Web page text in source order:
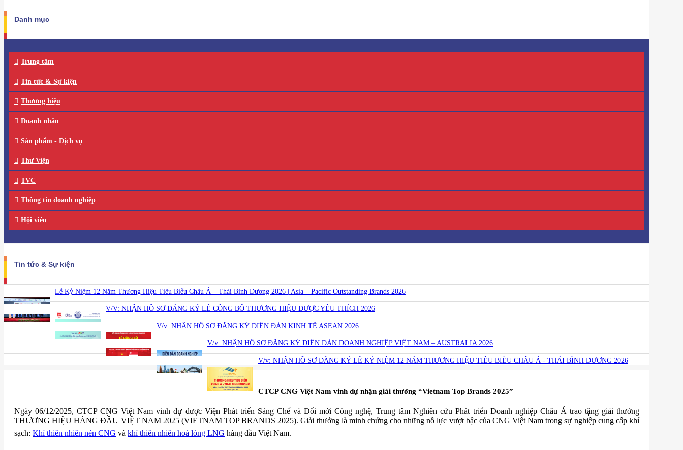
Danh mục
Trung tâm
Tin tức & Sự kiện
Thương hiệu
Doanh nhân
Sản phẩm - Dịch vụ
Thư Viện
TVC
Thông tin doanh nghiệp
Hội viên
Tin tức & Sự kiện
Lễ Kỷ Niệm 12 Năm Thương Hiệu Tiêu Biểu Châu Á – Thái Bình Dương 2026 | Asia – Pacific Outstanding Brands 2026
V/V: NHẬN HỒ SƠ ĐĂNG KÝ LỄ CÔNG BỐ THƯƠNG HIỆU ĐƯỢC YÊU THÍCH 2026
V/v: NHẬN HỒ SƠ ĐĂNG KÝ DIỄN ĐÀN KINH TẾ ASEAN 2026
V/v: NHẬN HỒ SƠ ĐĂNG KÝ DIỄN DÀN DOANH NGHIỆP VIỆT NAM – AUSTRALIA 2026
V/v: NHẬN HỒ SƠ ĐĂNG KÝ LỄ KỶ NIỆM 12 NĂM THƯƠNG HIỆU TIÊU BIỂU CHÂU Á - THÁI BÌNH DƯƠNG 2026
​CTCP CNG Việt Nam vinh dự nhận giải thưởng “Vietnam Top Brands 2025”
Ngày 06/12/2025, CTCP CNG Việt Nam vinh dự được Viện Phát triển Sáng Chế và Đổi mới Công nghệ, Trung tâm Nghiên cứu Phát triển Doanh nghiệp Châu Á trao tặng giải thưởng
THƯƠNG HIỆU HÀNG ĐẦU VIỆT NAM 2025 (VIETNAM TOP BRANDS 2025). Giải thưởng là minh chứng cho những nỗ lực vượt bậc của CNG Việt Nam trong sự nghiệp cung cấp khí
sạch: Khí thiên nhiên nén CNG và khí thiên nhiên hoá lỏng LNG hàng đầu Việt Nam.